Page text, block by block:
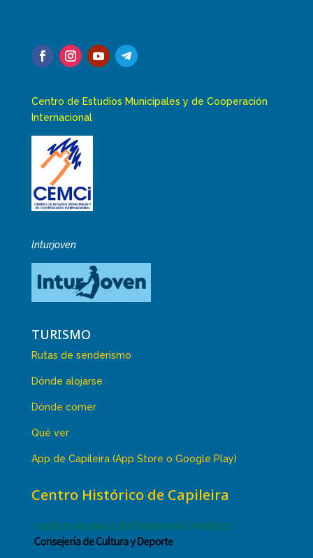
Centro de Estudios Municipales y de Cooperación
Internacional
Inturjoven
TURISMO
Rutas de senderismo
Dónde alojarse
Dónde comer
Qué ver
App de Capileira (App Store o Google Play)
Centro Histórico de Capileira